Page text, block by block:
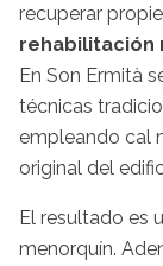
recuperar
rehabilitación
En Son Ermità
técnicas
empleando cal
original del
El resultado es
menorquín.